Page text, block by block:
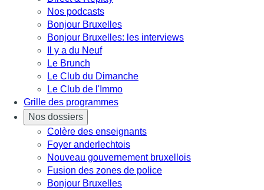
Nos podcasts
Bonjour Bruxelles
Bonjour Bruxelles: les interviews
Il y a du Neuf
Le Brunch
Le Club du Dimanche
Le Club de l'Immo
Grille des programmes
Nos dossiers
Colère des enseignants
Foyer anderlechtois
Nouveau gouvernement bruxellois
Fusion des zones de police
Bonjour Bruxelles